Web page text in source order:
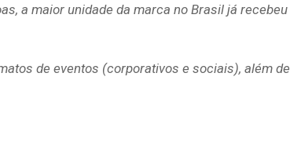
a maior unidade da marca no Brasil já recebeu
de eventos (corporativos e sociais), além de